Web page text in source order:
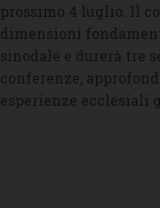
prossimo 4 luglio. Il
dimensioni
sinodale e durerà tre
conferenze,
esperienze ecclesiali